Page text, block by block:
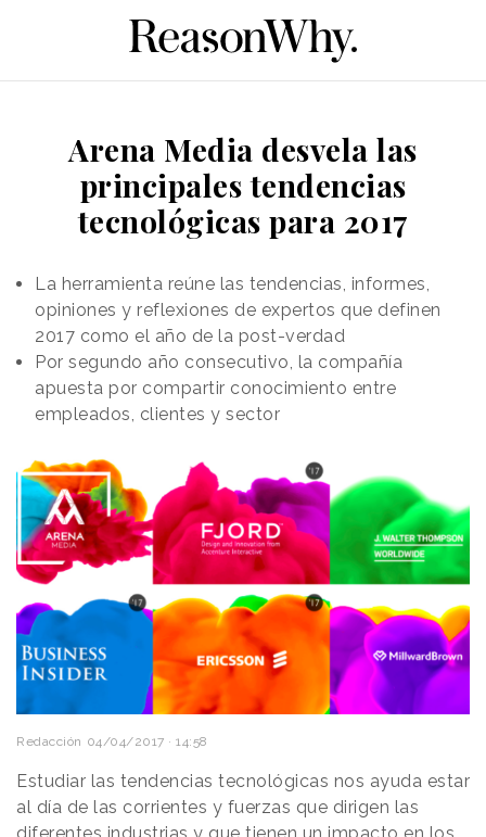
Arena Media desvela las
principales tendencias
tecnológicas para 2017
La herramienta reúne las tendencias, informes,
opiniones y reflexiones de expertos que definen
2017 como el año de la post-verdad
Por segundo año consecutivo, la compañía
apuesta por compartir conocimiento entre
empleados, clientes y sector
Redacción 04/04/2017 · 14:58
Estudiar las tendencias tecnológicas nos ayuda estar
al día de las corrientes y fuerzas que dirigen las